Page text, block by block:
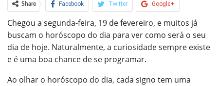
Share Facebook Twitter Google+
ReddIt WhatsApp Pinterest
O email
Chegou a segunda-feira, 19 de fevereiro, e muitos já
buscam o horóscopo do dia para ver como será o seu
dia de hoje. Naturalmente, a curiosidade sempre existe
e é uma boa chance de se programar.
Ao olhar o horóscopo do dia, cada signo tem uma